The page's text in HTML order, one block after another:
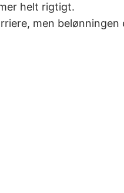
helt rigtigt.
men